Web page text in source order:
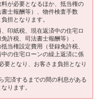
が必要となるほか、抵当権の
士報酬等）、物件検査手数
担となります。
印紙税、現在返済中の住宅ロ
許税、司法書士報酬等）、
当権設定費用（登録免許税、
の住宅ローンの繰上返済に係
要となり、お客さま負担となり
完済するまでの間の利息がある
ります。